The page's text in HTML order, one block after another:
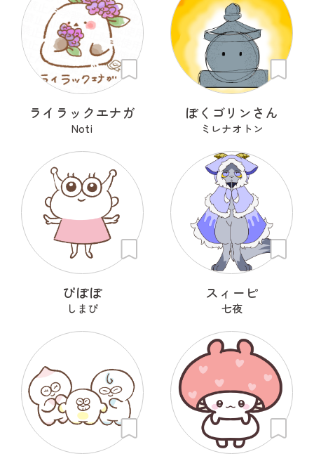
ライラックエナガ
Noti
ぼくゴリンさん
ミレナオトン
ぴぽぽ
しまぴ
スィーピ
七夜